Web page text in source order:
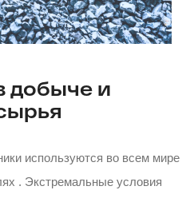
добыче и
используются во всем мире
. Экстремальные условия